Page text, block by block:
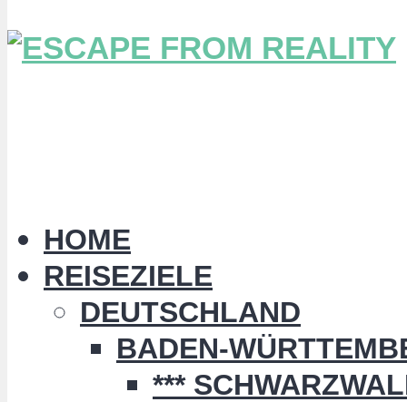
HOME
REISEZIELE
DEUTSCHLAND
BADEN-
***